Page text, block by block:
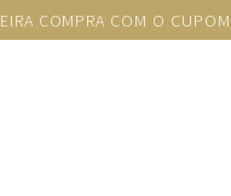
COMPRA COM O